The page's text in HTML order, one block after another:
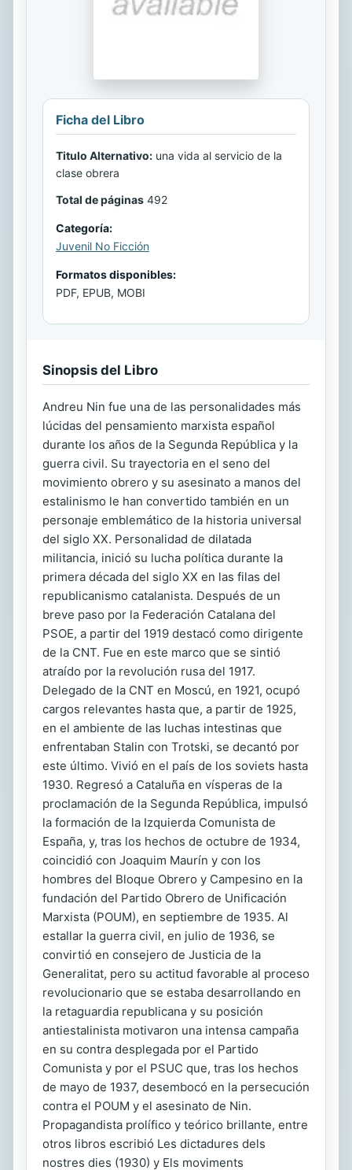
Ficha del Libro
Titulo Alternativo: una vida al servicio de la
clase obrera
Total de páginas 492
Categoría:
Juvenil No Ficción
Formatos disponibles:
PDF, EPUB, MOBI
Sinopsis del Libro
Andreu Nin fue una de las personalidades más
lúcidas del pensamiento marxista español
durante los años de la Segunda República y la
guerra civil. Su trayectoria en el seno del
movimiento obrero y su asesinato a manos del
estalinismo le han convertido también en un
personaje emblemático de la historia universal
del siglo XX. Personalidad de dilatada
militancia, inició su lucha política durante la
primera década del siglo XX en las filas del
republicanismo catalanista. Después de un
breve paso por la Federación Catalana del
PSOE, a partir del 1919 destacó como dirigente
de la CNT. Fue en este marco que se sintió
atraído por la revolución rusa del 1917.
Delegado de la CNT en Moscú, en 1921, ocupó
cargos relevantes hasta que, a partir de 1925,
en el ambiente de las luchas intestinas que
enfrentaban Stalin con Trotski, se decantó por
este último. Vivió en el país de los soviets hasta
1930. Regresó a Cataluña en vísperas de la
proclamación de la Segunda República, impulsó
la formación de la Izquierda Comunista de
España, y, tras los hechos de octubre de 1934,
coincidió con Joaquim Maurín y con los
hombres del Bloque Obrero y Campesino en la
fundación del Partido Obrero de Unificación
Marxista (POUM), en septiembre de 1935. Al
estallar la guerra civil, en julio de 1936, se
convirtió en consejero de Justicia de la
Generalitat, pero su actitud favorable al proceso
revolucionario que se estaba desarrollando en
la retaguardia republicana y su posición
antiestalinista motivaron una intensa campaña
en su contra desplegada por el Partido
Comunista y por el PSUC que, tras los hechos
de mayo de 1937, desembocó en la persecución
contra el POUM y el asesinato de Nin.
Propagandista prolífico y teórico brillante, entre
otros libros escribió Les dictadures dels
nostres dies (1930) y Els moviments